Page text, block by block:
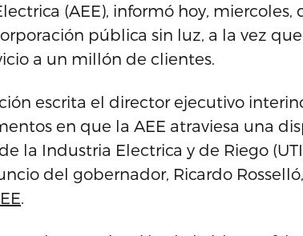
(AEE), informó hoy,
pública sin luz, a la vez
a un millón de clientes.
escrita el director ejecutivo
en que la AEE atraviesa una
la Industria Electrica y de Riego
del gobernador, Ricardo
.